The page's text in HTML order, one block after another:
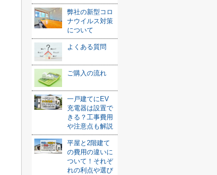
弊社の新型コロ
ナウイルス対策
について
よくある質問
ご購入の流れ
一戸建てにEV
充電器は設置で
きる？工事費用
や注意点も解説
平屋と2階建て
の費用の違いに
ついて！それぞ
れの利点や選び